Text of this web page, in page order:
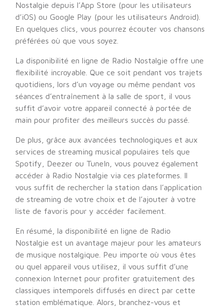
Nostalgie depuis l’App Store (pour les utilisateurs
d’iOS) ou Google Play (pour les utilisateurs Android).
En quelques clics, vous pourrez écouter vos chansons
préférées où que vous soyez.
La disponibilité en ligne de Radio Nostalgie offre une
flexibilité incroyable. Que ce soit pendant vos trajets
quotidiens, lors d’un voyage ou même pendant vos
séances d’entraînement à la salle de sport, il vous
suffit d’avoir votre appareil connecté à portée de
main pour profiter des meilleurs succès du passé.
De plus, grâce aux avancées technologiques et aux
services de streaming musical populaires tels que
Spotify, Deezer ou TuneIn, vous pouvez également
accéder à Radio Nostalgie via ces plateformes. Il
vous suffit de rechercher la station dans l’application
de streaming de votre choix et de l’ajouter à votre
liste de favoris pour y accéder facilement.
En résumé, la disponibilité en ligne de Radio
Nostalgie est un avantage majeur pour les amateurs
de musique nostalgique. Peu importe où vous êtes
ou quel appareil vous utilisez, il vous suffit d’une
connexion Internet pour profiter gratuitement des
classiques intemporels diffusés en direct par cette
station emblématique. Alors, branchez-vous et